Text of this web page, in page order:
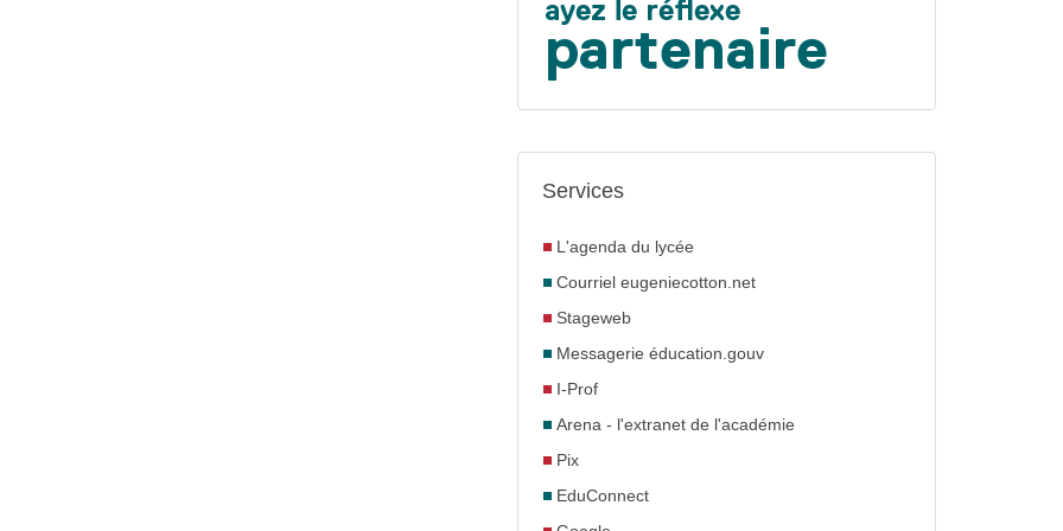
Services
L'agenda du lycée
Courriel eugeniecotton.net
Stageweb
Messagerie éducation.gouv
I-Prof
Arena - l'extranet de l'académie
Pix
EduConnect